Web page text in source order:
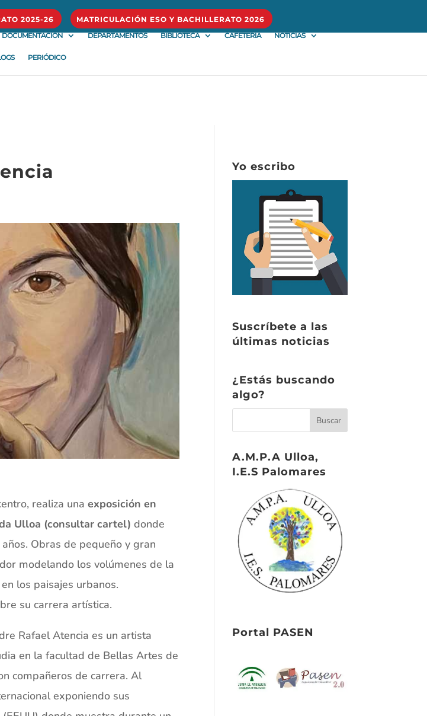
2025-26
MATRICULACIÓN ESO Y BACHILLERATO 2026
DOCUMENTACIÓN DEPARTAMENTOS BIBLIOTECA CAFETERÍA NOTICIAS
PERIÓDICO
realiza unaexposición en
Ulloa (consultar cartel) donde
Obras de pequeño y gran
modelando los volúmenes de la
los paisajes urbanos.
su carrera artística.
Rafael Atencia es un artista
en la facultad de Bellas Artes de
compañeros de carrera. Al
exponiendo sus
Yo escribo
Suscríbete a las
últimas noticias
¿Estás buscando
algo?
A.M.P.A Ulloa,
I.E.S Palomares
Portal PASEN